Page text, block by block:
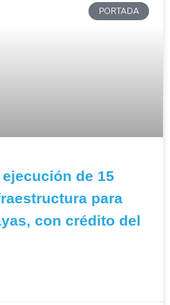
PORTADA
de 15
para
con crédito del